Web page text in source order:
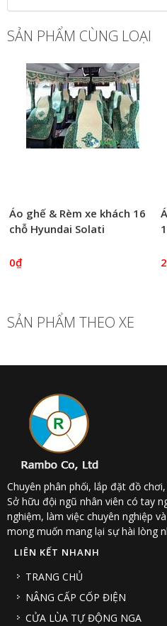
SẢN PHẨM CÙNG LOẠI
Áo ghế & Rèm xe khách 16
chỗ Hyundai Solati
0₫
SẢN PHẨM THEO XE
Chuyên phân phối, lắp đặt đồ
Sở hữu đội ngũ nhân viên có tay
nghiệm, làm việc chuyên nghiệp
mong muốn mang lại sự hài lòng
LIÊN KẾT NHANH
TRANG CHỦ
NÂNG CẤP CỐP ĐIỆN
CỬA LÙA TỰ ĐỘNG NGA